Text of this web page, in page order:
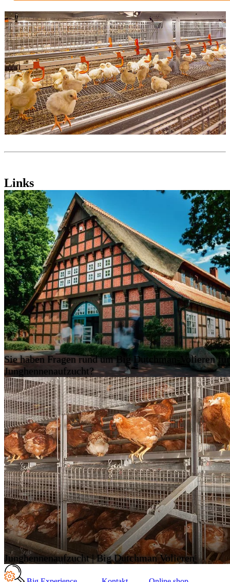
Links
Sie haben Fragen rund um Big Dutchman-Volieren
Junghennenaufzucht?
Junghennenaufzucht | Big Dutchman Volieren